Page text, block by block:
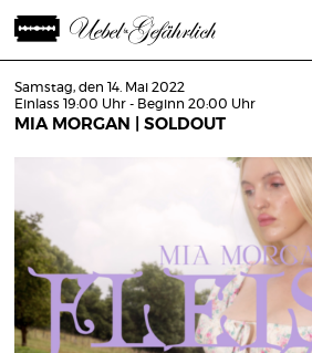
Samstag, den 14. Mai 2022
Einlass 19:00 Uhr - Beginn 20:00 Uhr
MIA MORGAN | SOLDOUT